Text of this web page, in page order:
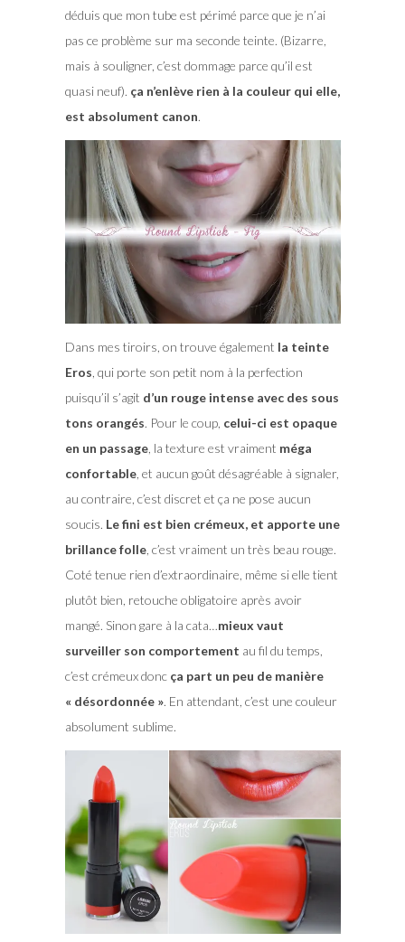
déduis que mon tube est périmé parce que je n’ai
pas ce problème sur ma seconde teinte. (Bizarre,
mais à souligner, c’est dommage parce qu’il est
quasi neuf). ça n’enlève rien à la couleur qui elle,
est absolument canon.
Dans mes tiroirs, on trouve également la teinte
Eros , qui porte son petit nom à la perfection
puisqu’il s’agit d’un rouge intense avec des sous
tons orangés. Pour le coup, celui-ci est opaque
en un passage, la texture est vraiment méga
confortable, et aucun goût désagréable à signaler,
au contraire, c’est discret et ça ne pose aucun
soucis. Le fini est bien crémeux, et apporte une
brillance folle, c’est vraiment un très beau rouge.
Coté tenue rien d’extraordinaire, même si elle tient
plutôt bien, retouche obligatoire après avoir
mangé. Sinon gare à la cata…mieux vaut
surveiller son comportement au fil du temps,
c’est crémeux donc ça part un peu de manière
« désordonnée ». En attendant, c’est une couleur
absolument sublime.